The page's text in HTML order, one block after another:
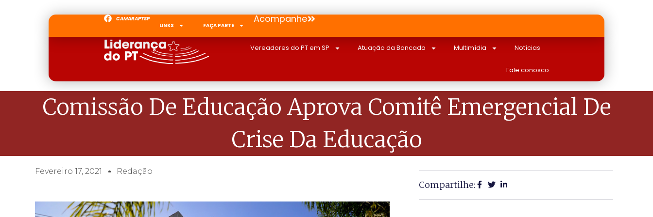
CAMARAPTSP
LINKS
FAÇA PARTE
Acompanhe
Vereadores do PT em SP Atuação da Bancada Multimídia Notícias
Fale conosco
Comissão De Educação Aprova Comitê Emergencial De
Crise Da Educação
Fevereiro 17, 2021 Redação
Compartilhe: